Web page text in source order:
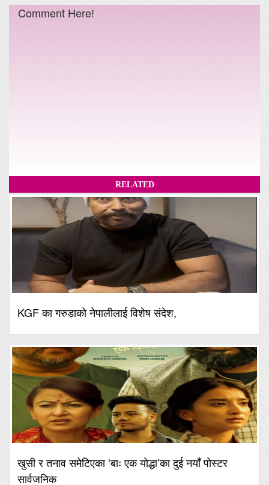
Comment Here!
RELATED
KGF का गरुडाको नेपालीलाई विशेष संदेश,
खुसी र तनाव समेटिएका ‘बाः एक योद्धा’का दुई नयाँ पोस्टर
सार्वजनिक